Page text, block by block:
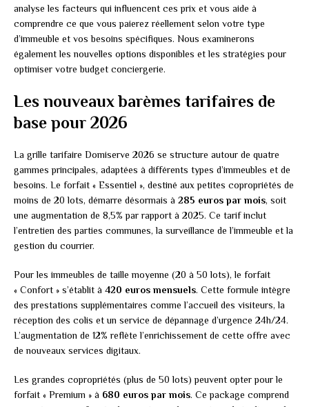
analyse les facteurs qui influencent ces prix et vous aide à
comprendre ce que vous paierez réellement selon votre type
d’immeuble et vos besoins spécifiques. Nous examinerons
également les nouvelles options disponibles et les stratégies pour
optimiser votre budget conciergerie.
Les nouveaux barèmes tarifaires de
base pour 2026
La grille tarifaire Domiserve 2026 se structure autour de quatre
gammes principales, adaptées à différents types d’immeubles et de
besoins. Le forfait « Essentiel », destiné aux petites copropriétés de
moins de 20 lots, démarre désormais à 285 euros par mois, soit
une augmentation de 8,5% par rapport à 2025. Ce tarif inclut
l’entretien des parties communes, la surveillance de l’immeuble et la
gestion du courrier.
Pour les immeubles de taille moyenne (20 à 50 lots), le forfait
« Confort » s’établit à 420 euros mensuels. Cette formule intègre
des prestations supplémentaires comme l’accueil des visiteurs, la
réception des colis et un service de dépannage d’urgence 24h/24.
L’augmentation de 12% reflète l’enrichissement de cette offre avec
de nouveaux services digitaux.
Les grandes copropriétés (plus de 50 lots) peuvent opter pour le
forfait « Premium » à 680 euros par mois. Ce package comprend